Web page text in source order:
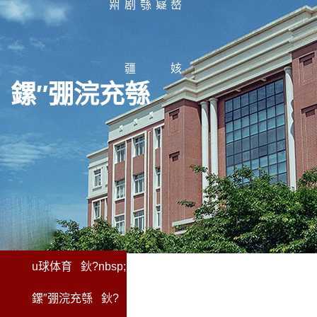
喌 剧
疆
綔 寲 嶅
姟
鏍″弸浣充綔
u球体育 鈥?nbsp;
鏍″弸浣充綔鈥?